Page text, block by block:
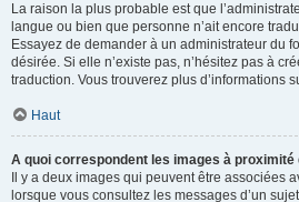
La raison la plus probable est que
langue ou bien que personne n’ait encore
Essayez de demander à un administrateur du
désirée. Si elle n’existe pas, n’hésitez pas à
traduction. Vous trouverez plus d’informations
Haut
A quoi correspondent les images à proximité
Il y a deux images qui peuvent être associées
lorsque vous consultez les messages d’un